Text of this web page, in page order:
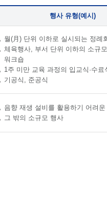
행사 유형(예시)
월(月) 단위 이하로 실시되는 정례
체육행사, 부서 단위 이하의 소규모
워크숍
1주 미만 교육 과정의 입교식·수료
기공식, 준공식
음향 재생 설비를 활용하기 어려운
그 밖의 소규모 행사